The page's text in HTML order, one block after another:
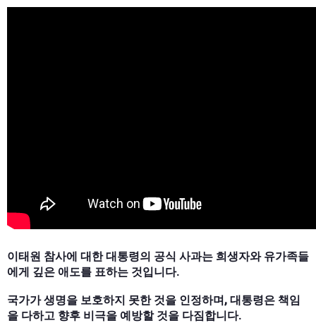
이태원 참사에 대한 대통령의 공식 사과는 희생자와 유가족들
에게 깊은 애도를 표하는 것입니다.
국가가 생명을 보호하지 못한 것을 인정하며, 대통령은 책임
을 다하고 향후 비극을 예방할 것을 다짐합니다.